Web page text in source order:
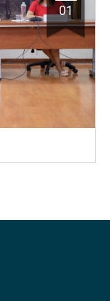
01